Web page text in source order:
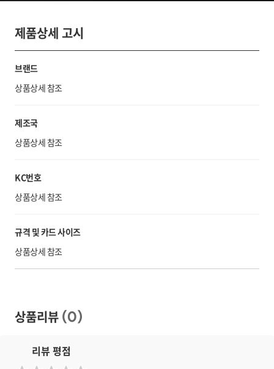
제품상세 고시
브랜드
상품상세 참조
제조국
상품상세 참조
KC번호
상품상세 참조
규격 및 카드 사이즈
상품상세 참조
상품리뷰 (0)
리뷰 평점